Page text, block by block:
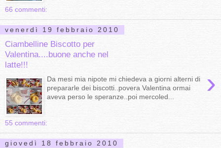
66 commenti:
venerdì 19 febbraio 2010
Ciambelline Biscotto per
Valentina....buone anche nel
latte!!!
›
Da mesi mia nipote mi chiedeva a giorni alterni di
prepararle dei biscotti..povera Valentina ormai
aveva perso le speranze..poi mercoled...
55 commenti:
giovedì 18 febbraio 2010